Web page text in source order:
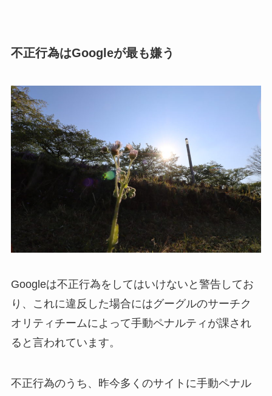
不正行為はGoogleが最も嫌う
Googleは不正行為をしてはいけないと警告してお
り、これに違反した場合にはグーグルのサーチク
オリティチームによって手動ペナルティが課され
ると言われています。
不正行為のうち、昨今多くのサイトに手動ペナル